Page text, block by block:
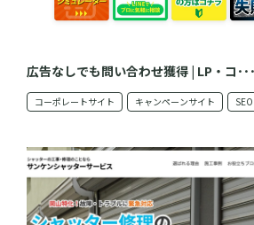
広告なしでも問い合わせ獲得 | LP・コ･･･
コーポレートサイト キャンペーンサイト